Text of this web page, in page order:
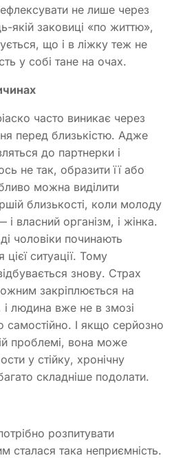
не лише через
якій заковиці «по життю»,
що і в ліжку теж не
у собі тане на очах.
часто виникає через
перед близькістю. Адже
до партнерки і
не так, образити її або
можна виділити
близькості, коли молоду
власний організм, і жінка.
чоловіки починають
ситуації. Тому
знову. Страх
закріплюється на
і людина вже не в змозі
самостійно. І якщо серйозно
проблемі, вона може
у стійку, хронічну
складніше подолати.
розпитувати
сталася така неприємність.